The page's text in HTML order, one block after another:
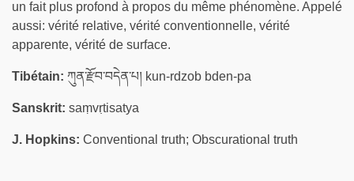
un fait plus profond à propos du même phénomène. Appelé
aussi: vérité relative, vérité conventionnelle, vérité
apparente, vérité de surface.
Tibétain: ཀུན་རྫོབ་བདེན་པ། kun-rdzob bden-pa
Sanskrit: saṃvṛtisatya
J. Hopkins: Conventional truth; Obscurational truth